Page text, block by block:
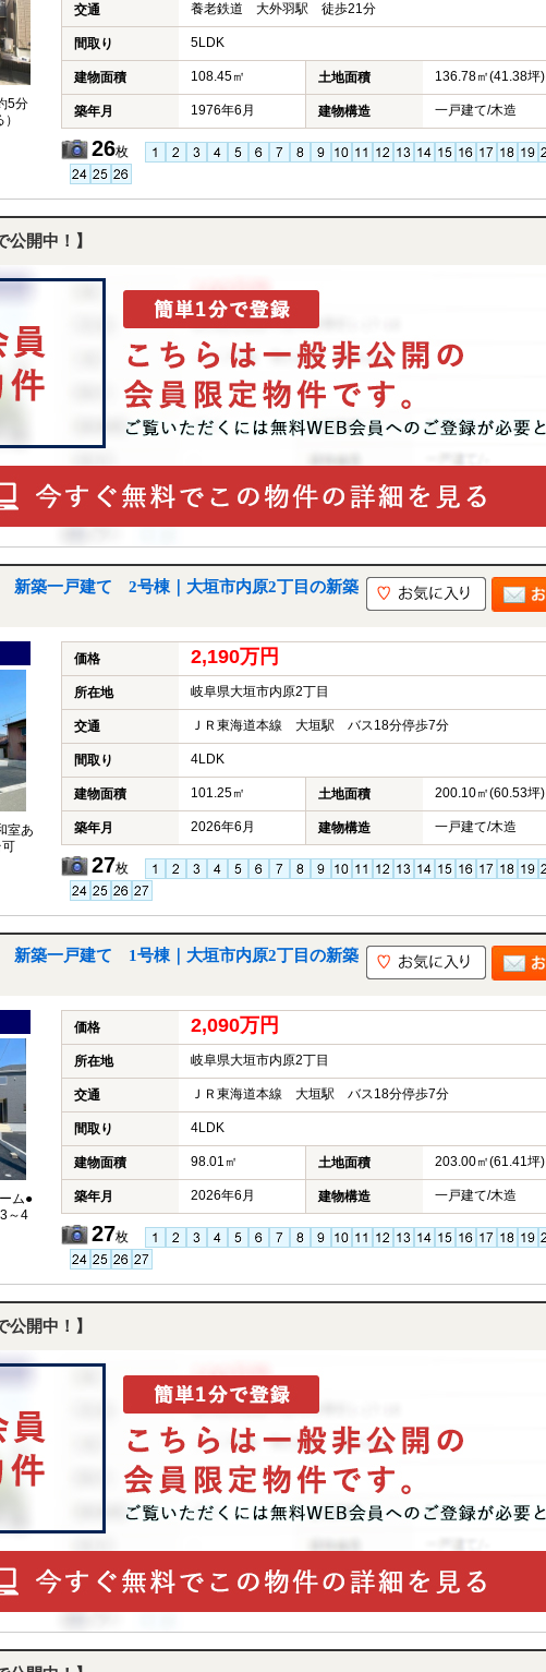
5分
交通 養老鉄道 大外羽駅 徒歩21分
間取り 5LDK
建物面積 108.45㎡ 土地面積 136.78㎡(41.38坪)
築年月 1976年6月 建物構造 一戸建て/木造
26枚
公開中！】
新築一戸建て 2号棟｜大垣市内原2丁目の新築
室あ
価格 2,190万円
所在地 岐阜県大垣市内原2丁目
交通 ＪＲ東海道本線 大垣駅 バス18分停歩7分
間取り 4LDK
建物面積 101.25㎡ 土地面積 200.10㎡(60.53坪)
築年月 2026年6月 建物構造 一戸建て/木造
27枚
新築一戸建て 1号棟｜大垣市内原2丁目の新築
ム●
～4
価格 2,090万円
所在地 岐阜県大垣市内原2丁目
交通 ＪＲ東海道本線 大垣駅 バス18分停歩7分
間取り 4LDK
建物面積 98.01㎡ 土地面積 203.00㎡(61.41坪)
築年月 2026年6月 建物構造 一戸建て/木造
27枚
公開中！】